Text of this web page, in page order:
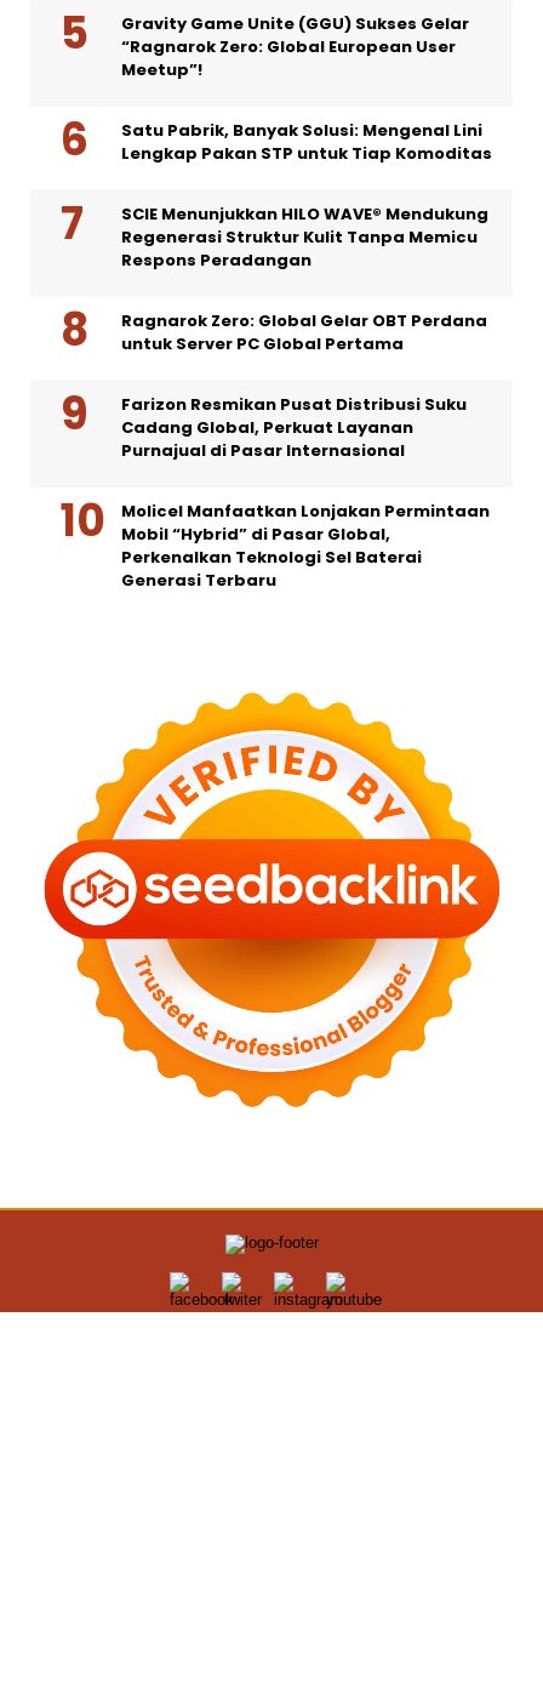
Gravity Game Unite (GGU) Sukses Gelar
“Ragnarok Zero: Global European User
Meetup”!
Satu Pabrik, Banyak Solusi: Mengenal Lini
Lengkap Pakan STP untuk Tiap Komoditas
SCIE Menunjukkan HILO WAVE® Mendukung
Regenerasi Struktur Kulit Tanpa Memicu
Respons Peradangan
Ragnarok Zero: Global Gelar OBT Perdana
untuk Server PC Global Pertama
Farizon Resmikan Pusat Distribusi Suku
Cadang Global, Perkuat Layanan
Purnajual di Pasar Internasional
Molicel Manfaatkan Lonjakan Permintaan
Mobil “Hybrid” di Pasar Global,
Perkenalkan Teknologi Sel Baterai
Generasi Terbaru